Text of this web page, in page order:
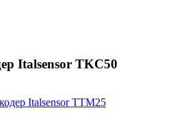
Italsensor TKC50